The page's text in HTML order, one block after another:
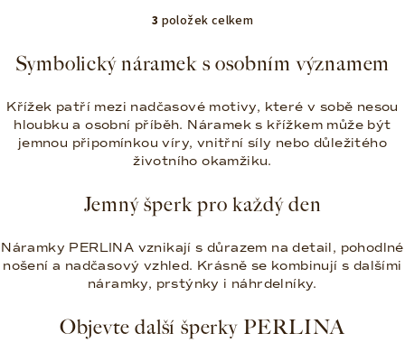
l
d
a
r
k
y
ý
3 položek celkem
Symbolický náramek s osobním významem
Křížek patří mezi nadčasové motivy, které v sobě nesou
hloubku a osobní příběh. Náramek s křížkem může být
jemnou připomínkou víry, vnitřní síly nebo důležitého
životního okamžiku.
Jemný šperk pro každý den
Náramky PERLINA vznikají s důrazem na detail, pohodlné
nošení a nadčasový vzhled. Krásně se kombinují s dalšími
náramky, prstýnky i náhrdelníky.
Objevte další šperky PERLINA